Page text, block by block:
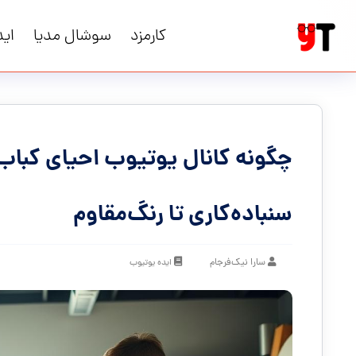
کارمزد سوشال مدیا
چگونه کانال یوتیوب احیای
سنباده‌کاری تا رنگ‌مقاوم
سارا نیک‌فرجام ایده یوتیوب